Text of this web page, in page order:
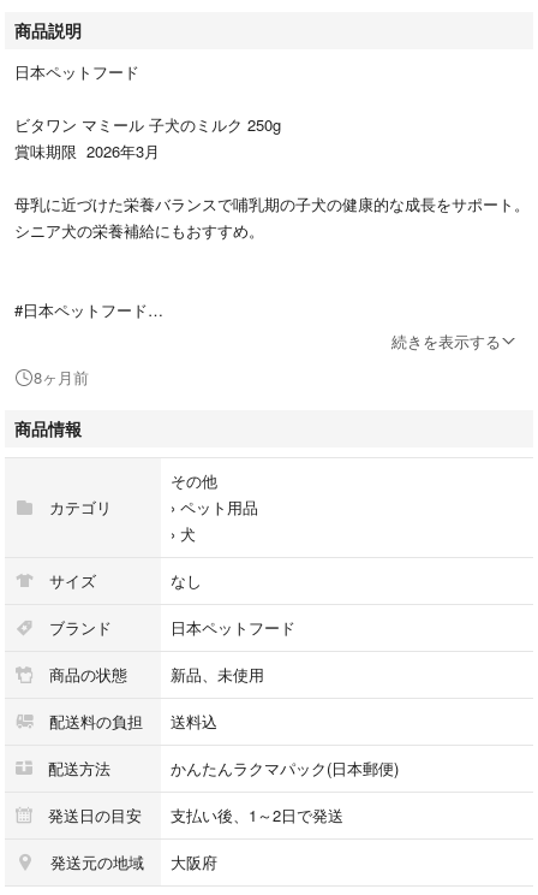
商品説明
日本ペットフード
ビタワン マミール 子犬のミルク 250g
賞味期限 2026年3月
母乳に近づけた栄養バランスで哺乳期の子犬の健康的な成長をサポート。
シニア犬の栄養補給にもおすすめ。
#日本ペットフード
#ペット
#哺乳瓶
#ミルク
続きを表示する
8ヶ月前
商品情報
カテゴリ
その他
› ペット用品
› 犬
サイズ なし
ブランド 日本ペットフード
商品の状態 新品、未使用
配送料の負担 送料込
配送方法 かんたんラクマパック(日本郵便)
発送日の目安 支払い後、1～2日で発送
発送元の地域 大阪府